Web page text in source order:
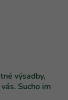
výsadby,
Sucho im